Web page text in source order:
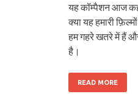
यह कॉम्पैशन आज
क्या यह हमारी
हम गहरे खतरे में हैं
है।
READ MORE